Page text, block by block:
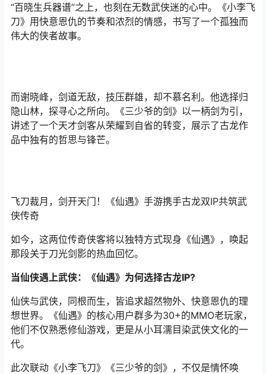
“百晓生兵器谱”之上，也刻在无数武侠迷的心中。《小李飞
刀》用快意恩仇的节奏和浓烈的情感，书写了一个孤独而
伟大的侠者故事。
而谢晓峰，剑道无敌，技压群雄，却不慕名利。他选择归
隐山林，探寻心之所向。《三少爷的剑》以一柄剑为引，
讲述了一个天才剑客从荣耀到自省的转变，展示了古龙作
品中独有的哲思与锋芒。
飞刀裁月，剑开天门！《仙遇》手游携手古龙双IP共筑武
侠传奇
如今，这两位传奇侠客将以独特方式现身《仙遇》，唤起
那段关于刀光剑影的热血回忆。
当仙侠遇上武侠：《仙遇》为何选择古龙IP?
仙侠与武侠，同根而生，皆追求超然物外、快意恩仇的理
想世界。《仙遇》的核心用户群多为30+的MMO老玩家，
他们不仅熟悉修仙游戏，更是从小耳濡目染武侠文化的一
代。
此次联动《小李飞刀》《三少爷的剑》，不仅是情怀唤